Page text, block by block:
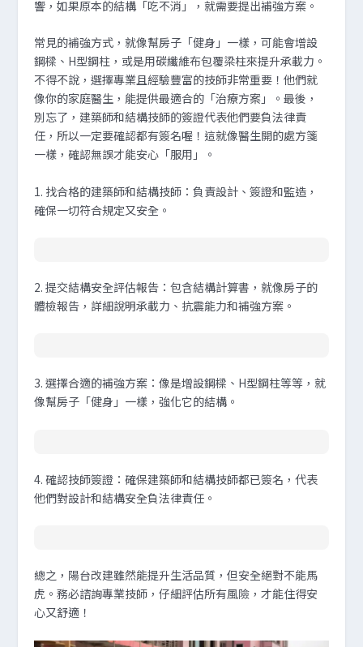
響，如果原本的結構「吃不消」，就需要提出補強方案。
常見的補強方式，就像幫房子「健身」一樣，可能會增設
鋼樑、H型鋼柱，或是用碳纖維布包覆梁柱來提升承載力。
不得不說，選擇專業且經驗豐富的技師非常重要！他們就
像你的家庭醫生，能提供最適合的「治療方案」。最後，
別忘了，建築師和結構技師的簽證代表他們要負法律責
任，所以一定要確認都有簽名喔！這就像醫生開的處方箋
一樣，確認無誤才能安心「服用」。
1. 找合格的建築師和結構技師 ：負責設計、簽證和監造，
確保一切符合規定又安全。
2. 提交結構安全評估報告 ：包含結構計算書，就像房子的
體檢報告，詳細說明承載力、抗震能力和補強方案。
3. 選擇合適的補強方案 ：像是增設鋼樑、H型鋼柱等等，就
像幫房子「健身」一樣，強化它的結構。
4. 確認技師簽證 ：確保建築師和結構技師都已簽名，代表
他們對設計和結構安全負法律責任。
總之，陽台改建雖然能提升生活品質，但安全絕對不能馬
虎。務必諮詢專業技師，仔細評估所有風險，才能住得安
心又舒適！